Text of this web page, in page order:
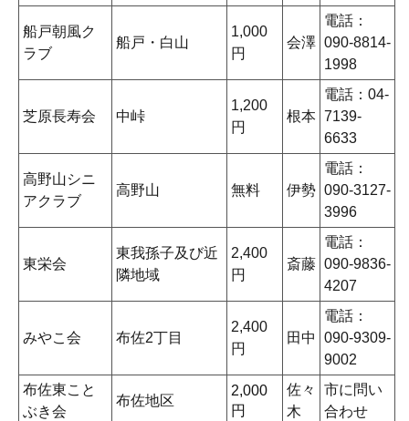
船戸朝風ク
ラブ
船戸・白山
1,000
円
会澤
電話：
090-8814-
1998
芝原長寿会 中峠
1,200
円
根本
電話：04-
7139-
6633
高野山シニ
アクラブ
高野山 無料 伊勢
電話：
090-3127-
3996
東栄会
東我孫子及び近
隣地域
2,400
円
斎藤
電話：
090-9836-
4207
みやこ会 布佐2丁目
2,400
円
田中
電話：
090-9309-
9002
布佐東こと
ぶき会
布佐地区
2,000
円
佐々
木
市に問い
合わせ